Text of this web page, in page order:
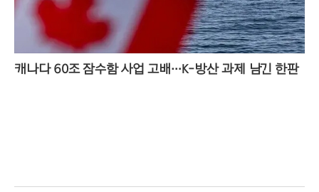
캐나다 60조 잠수함 사업 고배…K-방산 과제 남긴 한판